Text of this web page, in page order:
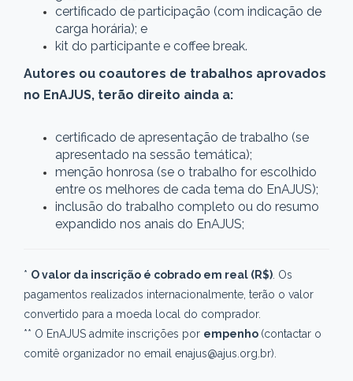
certificado de participação (com indicação de
carga horária); e
kit do participante e coffee break.
Autores ou coautores de trabalhos aprovados
no EnAJUS, terão direito ainda a:
certificado de apresentação de trabalho (se
apresentado na sessão temática);
menção honrosa (se o trabalho for escolhido
entre os melhores de cada tema do EnAJUS);
inclusão do trabalho completo ou do resumo
expandido nos anais do EnAJUS;
* O valor da inscrição é cobrado em real (R$) . Os
pagamentos realizados internacionalmente, terão o valor
convertido para a moeda local do comprador.
** O EnAJUS admite inscrições por empenho (contactar o
comitê organizador no email enajus@ajus.org.br).